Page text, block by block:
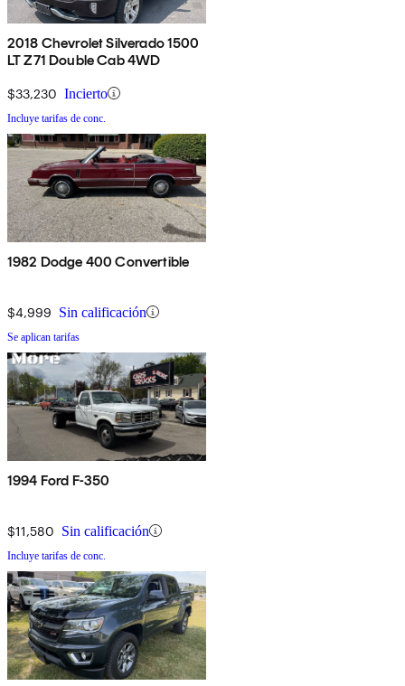
2018 Chevrolet Silverado 1500
LT Z71 Double Cab 4WD
$33,230 Incierto
Incluye tarifas de conc.
1982 Dodge 400 Convertible
$4,999 Sin calificación
Se aplican tarifas
1994 Ford F-350
$11,580 Sin calificación
Incluye tarifas de conc.